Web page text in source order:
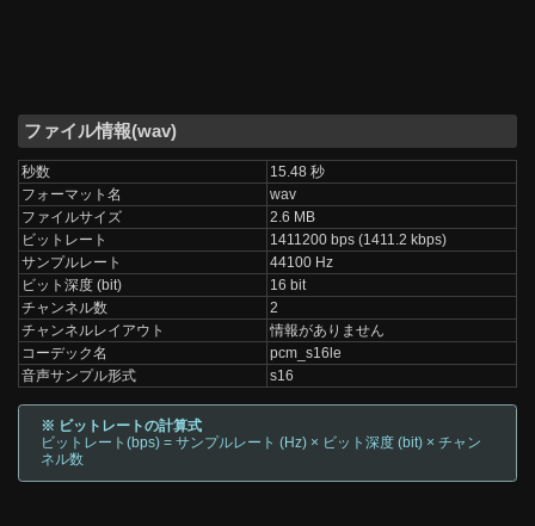
ファイル情報(wav)
秒数
15.48 秒
フォーマット名
wav
ファイルサイズ
2.6 MB
ビットレート
1411200 bps (1411.2 kbps)
サンプルレート
44100 Hz
ビット深度 (bit)
16 bit
チャンネル数
2
チャンネルレイアウト
情報がありません
コーデック名
pcm_s16le
音声サンプル形式
s16
※ ビットレートの計算式
ビットレート(bps) = サンプルレート (Hz) × ビット深度 (bit) × チャン
ネル数